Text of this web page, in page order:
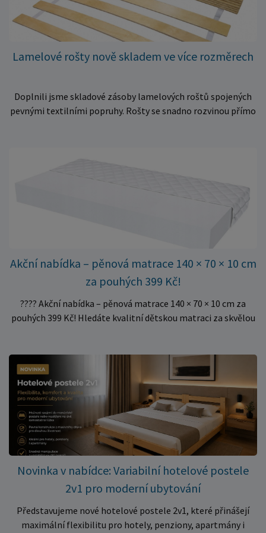
Lamelové rošty nově skladem ve více rozměrech
Doplnili jsme skladové zásoby lamelových roštů spojených
pevnými textilními popruhy. Rošty se snadno rozvinou přímo
množství kusů, proto můžeme objednávky rychle expedovat.
Vyberte si vhodný rozměr a dopřejte své matraci kvalitní
podklad za výhodnou cenu.
Akční nabídka – pěnová matrace 140 × 70 × 10 cm
za pouhých 399 Kč!
???? Akční nabídka – pěnová matrace 140 × 70 × 10 cm za
pouhých 399 Kč! Hledáte kvalitní dětskou matraci za skvělou
✅ Pohodlné pěnové jádro pro komfortní spánek dítěte ✅
Skvělá volba do dětských postýlek ✅ Výjimečně výhodná cena
– jen 399 Kč Využijte této mimořádné nabídky a pořiďte
kvalitní matraci za cenu, která patří k nejvýhodnějším na
trhu. Akce platí pouze do vyprodání zásob. Nakupujte chytře a
ušetřete!
Novinka v nabídce: Variabilní hotelové postele
2v1 pro moderní ubytování
Představujeme nové hotelové postele 2v1, které přinášejí
maximální flexibilitu pro hotely, penziony, apartmány i